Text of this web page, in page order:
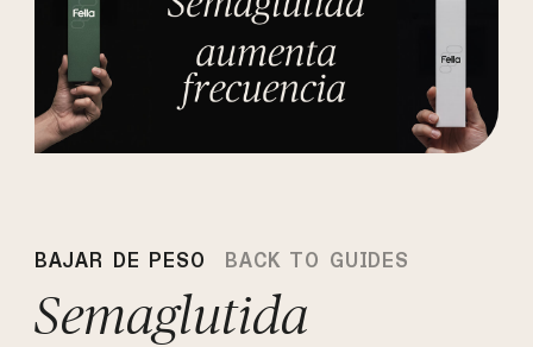
BAJAR DE PESO BACK TO GUIDES
Semaglutida